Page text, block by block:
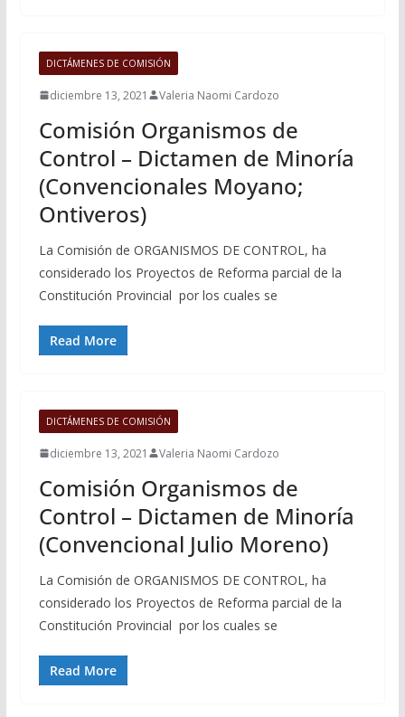
DICTÁMENES DE COMISIÓN
diciembre 13, 2021 Valeria Naomi Cardozo
Comisión Organismos de
Control – Dictamen de Minoría
(Convencionales Moyano;
Ontiveros)
La Comisión de ORGANISMOS DE CONTROL, ha
considerado los Proyectos de Reforma parcial de la
Constitución Provincial por los cuales se
Read More
DICTÁMENES DE COMISIÓN
diciembre 13, 2021 Valeria Naomi Cardozo
Comisión Organismos de
Control – Dictamen de Minoría
(Convencional Julio Moreno)
La Comisión de ORGANISMOS DE CONTROL, ha
considerado los Proyectos de Reforma parcial de la
Constitución Provincial por los cuales se
Read More